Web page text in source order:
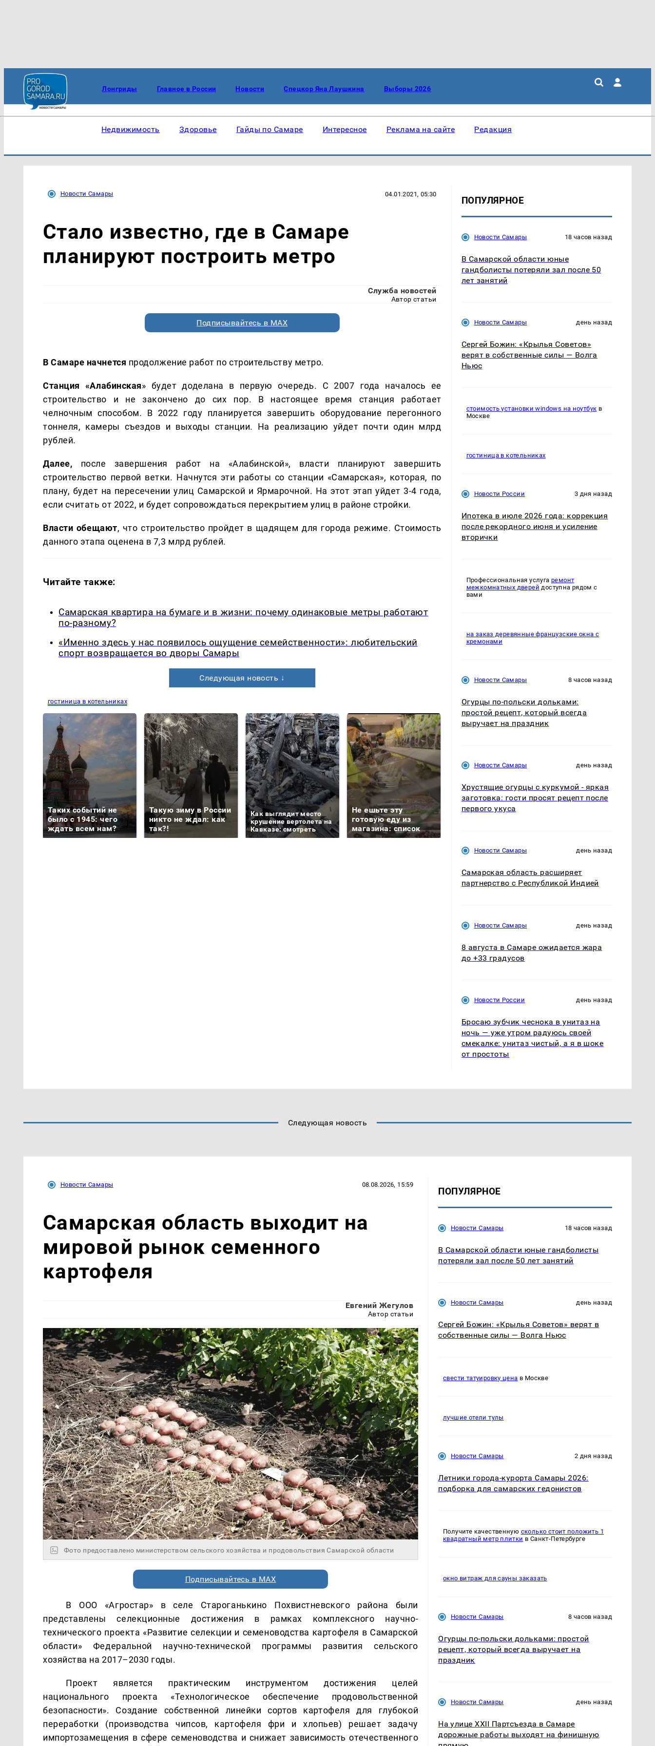
Лонгриды Главное в России Новости Спецкор Яна Лаушкина Выборы 2026
Недвижимость Здоровье Гайды по Самаре Интересное Реклама на сайте Редакция
Новости Самары 04.01.2021, 05:30
Стало известно, где в Самаре
планируют построить метро
Служба новостей
Автор статьи
Подписывайтесь в MAX
В Самаре начнется продолжение работ по строительству метро.
Станция «Алабинская» будет доделана в первую очередь. С 2007 года началось ее
строительство и не закончено до сих пор. В настоящее время станция работает
челночным способом. В 2022 году планируется завершить оборудование перегонного
тоннеля, камеры съездов и выходы станции. На реализацию уйдет почти один млрд
рублей.
Далее, после завершения работ на «Алабинской», власти планируют завершить
строительство первой ветки. Начнутся эти работы со станции «Самарская», которая, по
плану, будет на пересечении улиц Самарской и Ярмарочной. На этот этап уйдет 3-4 года,
если считать от 2022, и будет сопровождаться перекрытием улиц в районе стройки.
Власти обещают, что строительство пройдет в щадящем для города режиме. Стоимость
данного этапа оценена в 7,3 млрд рублей.
Читайте также:
Самарская квартира на бумаге и в жизни: почему одинаковые метры работают
по-разному?
«Именно здесь у нас появилось ощущение семейственности»: любительский
спорт возвращается во дворы Самары
Следующая новость ↓
гостиница в котельниках
Таких событий не
было с 1945: чего
ждать всем нам?
Такую зиму в России
никто не ждал: как
так?!
Как выглядит место
крушение вертолета на
Кавказе: смотреть
Не ешьте эту
готовую еду из
магазина: список
В ОАЭ произошло
ПОПУЛЯРНОЕ
Новости Самары 18 часов назад
В Самарской области юные
гандболисты потеряли зал после 50
лет занятий
Новости Самары день назад
Сергей Божин: «Крылья Советов»
верят в собственные силы — Волга
Ньюс
стоимость установки windows на ноутбук в
Москве
гостиница в котельниках
Новости России 3 дня назад
Ипотека в июле 2026 года: коррекция
после рекордного июня и усиление
вторички
Профессиональная услуга ремонт
межкомнатных дверей доступна рядом с
вами
на заказ деревянные французские окна с
кремонами
Новости Самары 8 часов назад
Огурцы по‑польски дольками:
простой рецепт, который всегда
выручает на праздник
Новости Самары день назад
Хрустящие огурцы с куркумой - яркая
заготовка: гости просят рецепт после
первого укуса
Новости Самары день назад
Самарская область расширяет
партнерство с Республикой Индией
Новости Самары день назад
8 августа в Самаре ожидается жара
до +33 градусов
Новости России день назад
Бросаю зубчик чеснока в унитаз на
ночь — уже утром радуюсь своей
смекалке: унитаз чистый, а я в шоке
от простоты
Следующая новость
Новости Самары 08.08.2026, 15:59
Самарская область выходит на
мировой рынок семенного
картофеля
Евгений Жегулов
Автор статьи
Фото предоставлено министерством сельского хозяйства и продовольствия Самарской области
Подписывайтесь в MAX
В ООО «Агростар» в селе Староганькино Похвистневского района были
представлены селекционные достижения в рамках комплексного научно-
технического проекта «Развитие селекции и семеноводства картофеля в Самарской
области» Федеральной научно-технической программы развития сельского
хозяйства на 2017–2030 годы.
Проект является практическим инструментом достижения целей
национального проекта «Технологическое обеспечение продовольственной
безопасности». Создание собственной линейки сортов картофеля для глубокой
переработки (производства чипсов, картофеля фри и хлопьев) решает задачу
импортозамещения в сфере семеноводства и снижает зависимость отечественного
ПОПУЛЯРНОЕ
Новости Самары 18 часов назад
В Самарской области юные гандболисты
потеряли зал после 50 лет занятий
Новости Самары день назад
Сергей Божин: «Крылья Советов» верят в
собственные силы — Волга Ньюс
свести татуировку цена в Москве
лучшие отели тулы
Новости Самары 2 дня назад
Летники города-курорта Самары 2026:
подборка для самарских гедонистов
Получите качественную сколько стоит положить 1
квадратный метр плитки в Санкт-Петербурге
окно витраж для сауны заказать
Новости Самары 8 часов назад
Огурцы по‑польски дольками: простой
рецепт, который всегда выручает на
праздник
Новости Самары день назад
На улице XXII Партсъезда в Самаре
дорожные работы выходят на финишную